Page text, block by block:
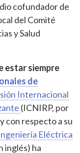
cofundador de
del Comité
y Salud
estar siempre
de
Internacional
(ICNIRP, por
con respecto a su
Eléctrica
inglés) ha